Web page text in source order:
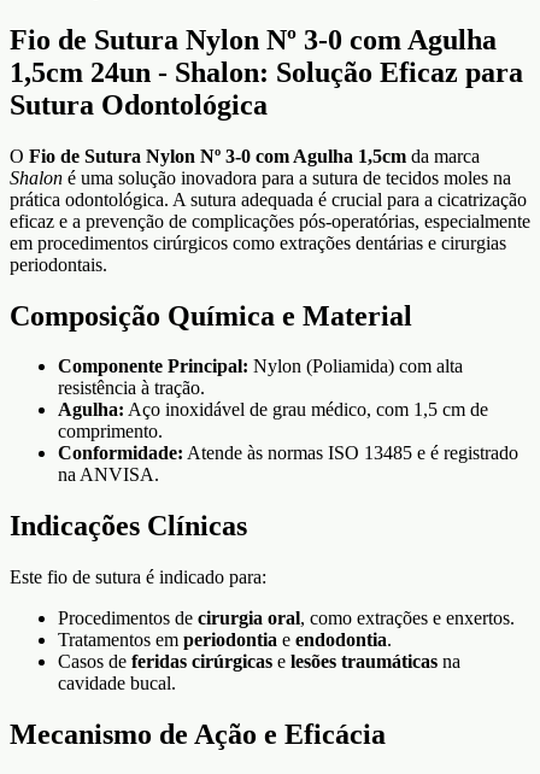
Fio de Sutura Nylon Nº 3-0 com Agulha
1,5cm 24un - Shalon: Solução Eficaz para
Sutura Odontológica
O Fio de Sutura Nylon Nº 3-0 com Agulha 1,5cm da marca
Shalon é uma solução inovadora para a sutura de tecidos moles na
prática odontológica. A sutura adequada é crucial para a cicatrização
eficaz e a prevenção de complicações pós-operatórias, especialmente
em procedimentos cirúrgicos como extrações dentárias e cirurgias
periodontais.
Composição Química e Material
Componente Principal: Nylon (Poliamida) com alta
resistência à tração.
Agulha: Aço inoxidável de grau médico, com 1,5 cm de
comprimento.
Conformidade: Atende às normas ISO 13485 e é registrado
na ANVISA.
Indicações Clínicas
Este fio de sutura é indicado para:
Procedimentos de cirurgia oral, como extrações e enxertos.
Tratamentos em periodontia e endodontia.
Casos de feridas cirúrgicas e lesões traumáticas na
cavidade bucal.
Mecanismo de Ação e Eficácia